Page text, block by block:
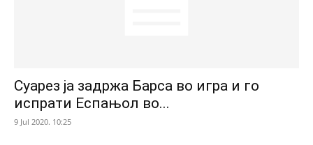
Суарез ја задржа Барса во игра и го
испрати Еспањол во...
9 Jul 2020. 10:25